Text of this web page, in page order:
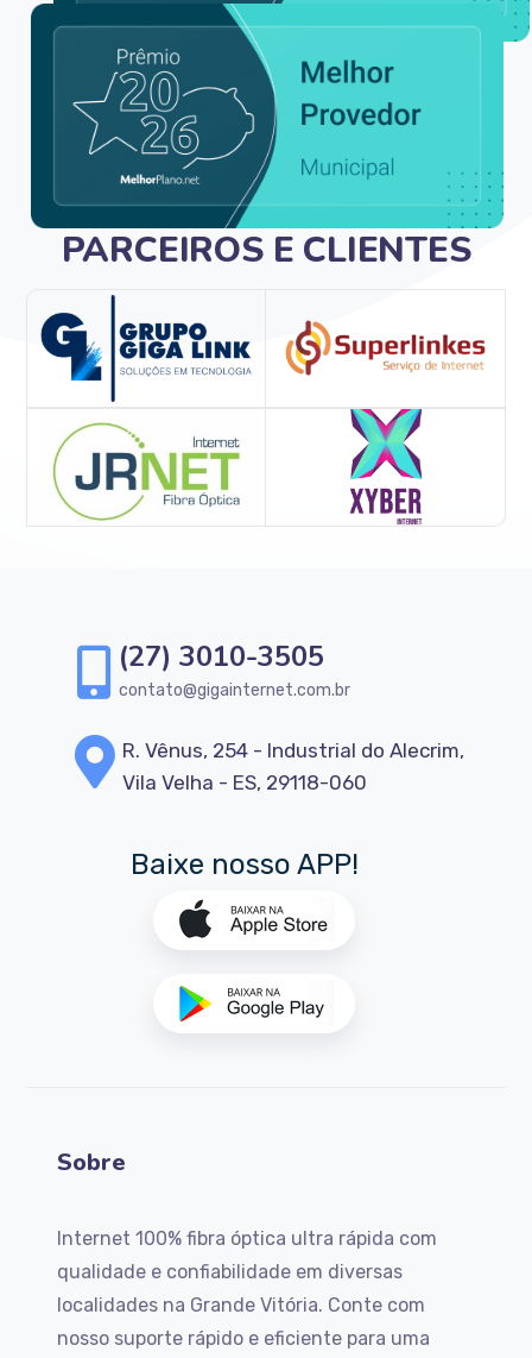
PARCEIROS E CLIENTES
(27) 3010-3505
contato@gigainternet.com.br
R. Vênus, 254 - Industrial do Alecrim,
Vila Velha - ES, 29118-060
Baixe nosso APP!
Sobre
Internet 100% fibra óptica ultra rápida com
qualidade e confiabilidade em diversas
localidades na Grande Vitória. Conte com
nosso suporte rápido e eficiente para uma